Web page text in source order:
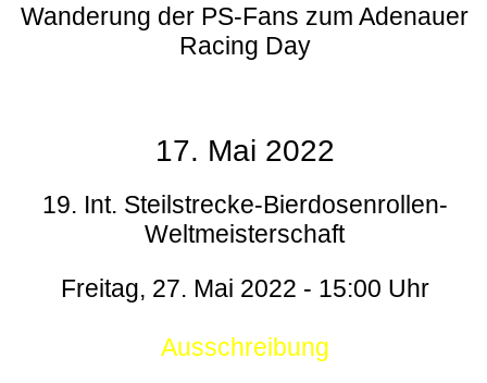
Wanderung der PS-Fans zum Adenauer
Racing Day
17. Mai 2022
19. Int. Steilstrecke-Bierdosenrollen-
Weltmeisterschaft
Freitag, 27. Mai 2022 - 15:00 Uhr
Ausschreibung